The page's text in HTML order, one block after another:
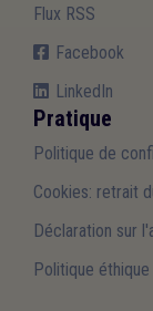
Flux RSS
Facebook
LinkedIn
Pratique
Politique de
Cookies: retrait
Déclaration sur
Politique éthique